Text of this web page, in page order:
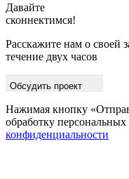
Давайте
сконне
Расскажите нам о своей
течение двух часов
Обсудить проект
Нажимая кнопку
обработку
конфиденциальности